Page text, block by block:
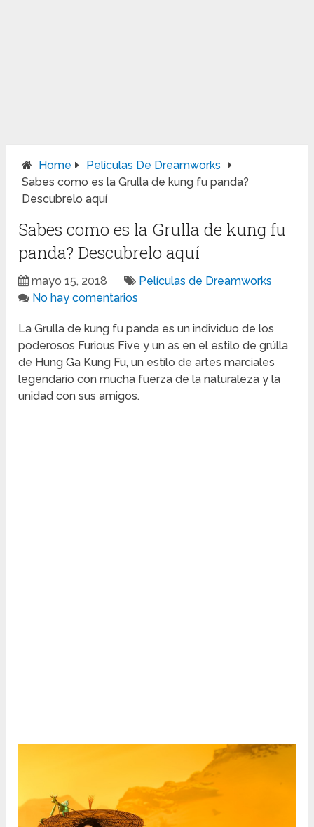
Home
Películas De Dreamworks
Sabes como es la Grulla de kung fu panda?
Descubrelo aquí
Sabes como es la Grulla de kung fu
panda? Descubrelo aquí
mayo 15, 2018
Películas de Dreamworks
No hay comentarios
La Grulla de kung fu panda es un individuo de los
poderosos Furious Five y un as en el estilo de grúlla
de Hung Ga Kung Fu, un estilo de artes marciales
legendario con mucha fuerza de la naturaleza y la
unidad con sus amigos.